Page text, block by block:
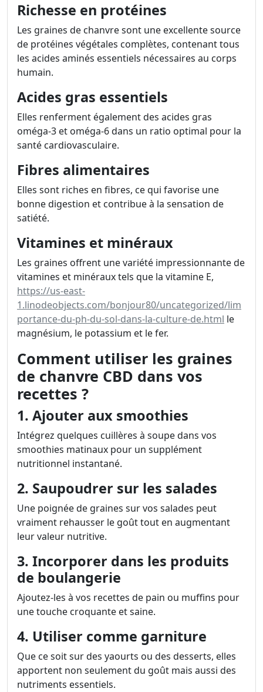
Richesse en protéines
Les graines de chanvre sont une excellente source
de protéines végétales complètes, contenant tous
les acides aminés essentiels nécessaires au corps
humain.
Acides gras essentiels
Elles renferment également des acides gras
oméga-3 et oméga-6 dans un ratio optimal pour la
santé cardiovasculaire.
Fibres alimentaires
Elles sont riches en fibres, ce qui favorise une
bonne digestion et contribue à la sensation de
satiété.
Vitamines et minéraux
Les graines offrent une variété impressionnante de
vitamines et minéraux tels que la vitamine E,
https://us-east-
1.linodeobjects.com/bonjour80/uncategorized/lim
portance-du-ph-du-sol-dans-la-culture-de.html le
magnésium, le potassium et le fer.
Comment utiliser les graines
de chanvre CBD dans vos
recettes ?
1. Ajouter aux smoothies
Intégrez quelques cuillères à soupe dans vos
smoothies matinaux pour un supplément
nutritionnel instantané.
2. Saupoudrer sur les salades
Une poignée de graines sur vos salades peut
vraiment rehausser le goût tout en augmentant
leur valeur nutritive.
3. Incorporer dans les produits
de boulangerie
Ajoutez-les à vos recettes de pain ou muffins pour
une touche croquante et saine.
4. Utiliser comme garniture
Que ce soit sur des yaourts ou des desserts, elles
apportent non seulement du goût mais aussi des
nutriments essentiels.